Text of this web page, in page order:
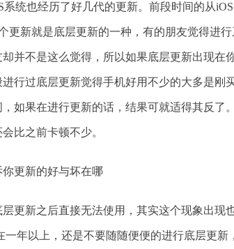
统也经历了好几代的更新。前段时间的从
更新就是底层更新的一种，有的朋友觉得进
并不是这么觉得，所以如果底层更新出现在
行过底层更新觉得手机好用不少的大多是刚
如果在进行更新的话，结果可就适得其反了
比之前卡顿不少。
更新之后直接无法使用，其实这个现象出现
年以上，还是不要随随便便的进行底层更新